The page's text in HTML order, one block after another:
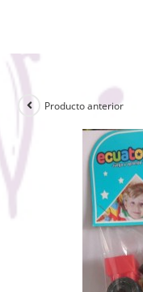
Producto anterior